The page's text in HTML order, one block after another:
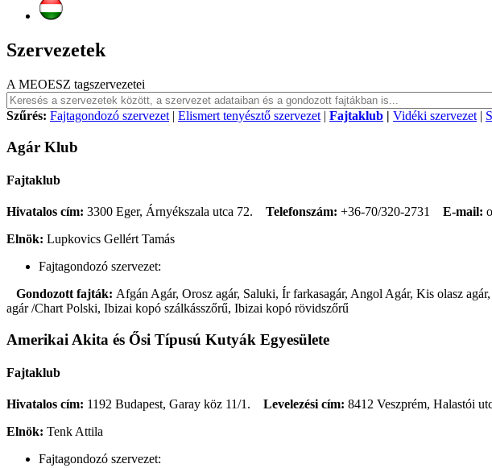
Szervezetek
A MEOESZ tagszervezetei
Szűrés: Fajtagondozó szervezet | Elismert tenyésztő szervezet | Fajtaklub | Vidéki szervezet |
Agár Klub
Fajtaklub
Hivatalos cím: 3300 Eger, Árnyékszala utca 72. Telefonszám: +36-70/320-2731 E-mail:
Elnök: Lupkovics Gellért Tamás
Fajtagondozó szervezet:
Gondozott fajták: Afgán Agár, Orosz agár, Saluki, Ír farkasagár, Angol Agár, Kis olasz
agár /Chart Polski, Ibizai kopó szálkásszőrű, Ibizai kopó rövidszőrű
Amerikai Akita és Ősi Típusú Kutyák Egyesülete
Fajtaklub
Hivatalos cím: 1192 Budapest, Garay köz 11/1. Levelezési cím: 8412 Veszprém, Halastói
Elnök: Tenk Attila
Fajtagondozó szervezet: